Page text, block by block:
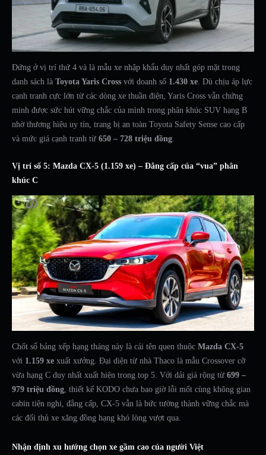
Đứng ở vị trí thứ 4 và là mẫu xe nhập khẩu duy nhất góp mặt trong
danh sách là Toyota Yaris Cross với doanh số 1.430 xe . Dù chịu áp lực
cạnh tranh cực lớn từ các dòng xe thuần điện, Yaris Cross vẫn chứng
minh được sức hút vững chắc của mình trong phân khúc SUV hạng B
nhờ thương hiệu uy tín, trang bị an toàn Toyota Safety Sense cao cấp
và mức giá cạnh tranh từ 650 – 728 triệu đồng
Vị trí số 5: Mazda CX-5 (1.159 xe) – Đẳng cấp của “vua” phân
khúc C
Chốt sổ bảng xếp hạng tháng này là cái tên quen thuộc Mazda CX-5
với 1.159 xe xuất xưởng. Đại diện từ nhà Thaco là mẫu Crossover cỡ
vừa hạng C duy nhất xuất hiện trong top 5. Với dải giá rộng từ 699 –
979 triệu đồng, thiết kế KODO chưa bao giờ lỗi mốt cùng không gian
cabin tiện nghi, đẳng cấp, CX-5 vẫn là bức tường thành vững chắc mà
các đối thủ xe xăng đồng hạng khó lòng vượt qua.
Nhận định xu hướng chọn xe gầm cao của người Việt